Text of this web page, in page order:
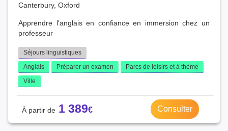
Canterbury, Oxford
Apprendre l'anglais en confiance en immersion chez un
professeur
Séjours linguistiques
Anglais
Préparer un examen
Parcs de loisirs et à thème
Ville
1 389 Consulter